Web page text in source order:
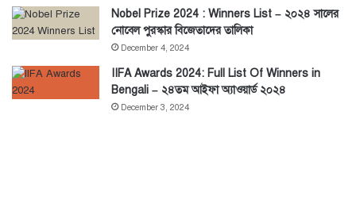
Nobel Prize 2024 : Winners List – ২০২৪ সালের
নোবেল পুরস্কার বিজেতাদের তালিকা
December 4, 2024
IIFA Awards 2024: Full List Of Winners in
Bengali – ২৪তম আইফা অ্যাওয়ার্ড ২০২৪
December 3, 2024